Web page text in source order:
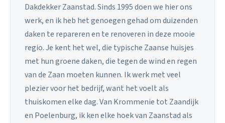
Dakdekker Zaanstad. Sinds 1995 doen we hier ons
werk, en ik heb het genoegen gehad om duizenden
daken te repareren en te renoveren in deze mooie
regio. Je kent het wel, die typische Zaanse huisjes
met hun groene daken, die tegen de wind en regen
van de Zaan moeten kunnen. Ik werk met veel
plezier voor het bedrijf, want het voelt als
thuiskomen elke dag. Van Krommenie tot Zaandijk
en Poelenburg, ik ken elke hoek van Zaanstad als